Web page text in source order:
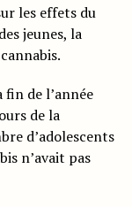
les effets du
jeunes, la
de l’année
de la
d’adolescents
n’avait pas